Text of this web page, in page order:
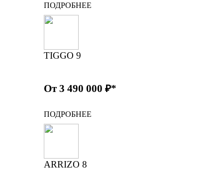
ПОДРОБНЕЕ
TIGGO 9
От 3 490 000 ₽*
ПОДРОБНЕЕ
ARRIZO 8